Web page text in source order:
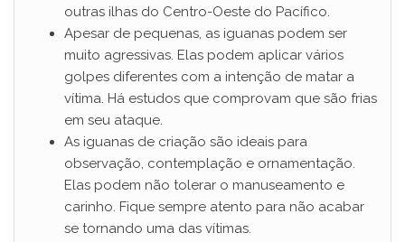
outras ilhas do Centro-Oeste do Pacífico.
Apesar de pequenas, as iguanas podem ser
muito agressivas. Elas podem aplicar vários
golpes diferentes com a intenção de matar a
vítima. Há estudos que comprovam que são frias
em seu ataque.
As iguanas de criação são ideais para
observação, contemplação e ornamentação.
Elas podem não tolerar o manuseamento e
carinho. Fique sempre atento para não acabar
se tornando uma das vítimas.